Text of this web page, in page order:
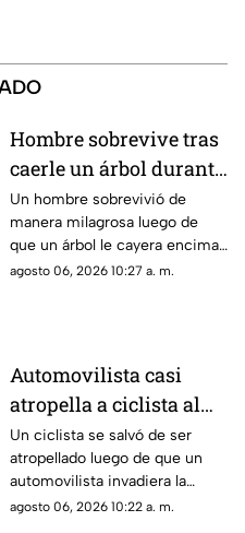
Hombre sobrevive tras
caerle un árbol durante
tormenta
Un hombre sobrevivió de
manera milagrosa luego de
que un árbol le cayera encima
durante una fuerte tormenta
agosto 06, 2026 10:27 a. m.
Automovilista casi
atropella a ciclista al
invadir el carril de la
ciclovía en Guadalajara
Un ciclista se salvó de ser
atropellado luego de que un
automovilista invadiera la
ciclovía al girar a la derecha sin
agosto 06, 2026 10:22 a. m.